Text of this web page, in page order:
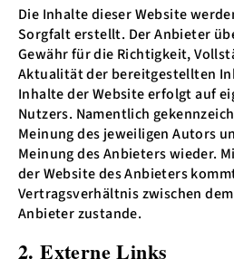
Die Inhalte dieser Website
Sorgfalt erstellt. Der Anbieter
Gewähr für die Richtigkeit,
Aktualität der bereitgestellten
Inhalte der Website erfolgt auf
Nutzers. Namentlich
Meinung des jeweiligen Autors
Meinung des Anbieters wieder.
der Website des Anbieters
Vertragsverhältnis zwischen
Anbieter zustande.
2. Externe Links